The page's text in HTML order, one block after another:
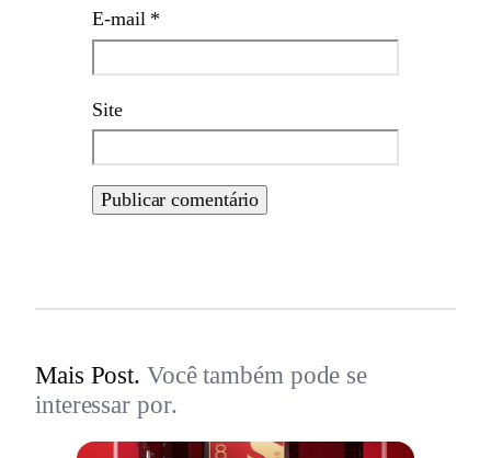
E-mail *
Site
Mais Post. Você também pode se
interessar por.